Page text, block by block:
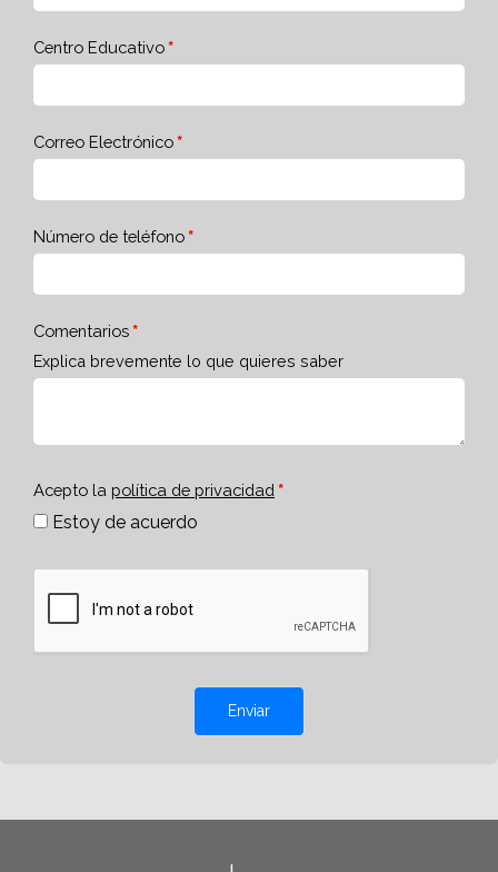
Centro Educativo
Correo Electrónico
Número de teléfono
Comentarios
Explica brevemente lo que quieres saber
Acepto la política de privacidad
Estoy de acuerdo
Enviar